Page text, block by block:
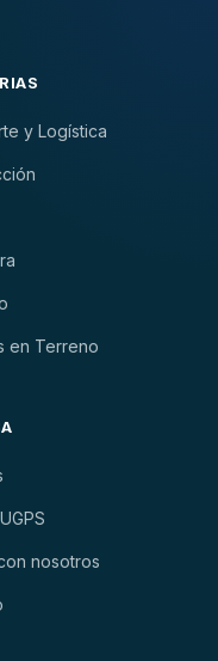
y Logística
en Terreno
nosotros